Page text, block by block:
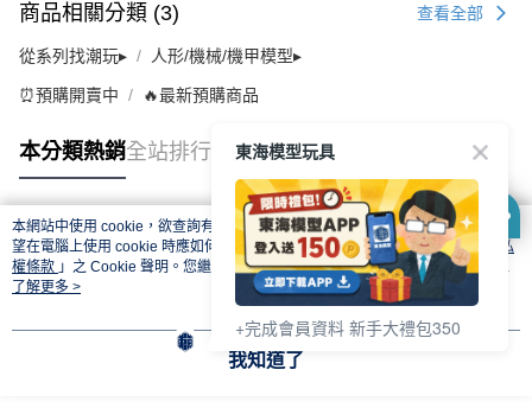
商品相關分類 (3) 查看全部
從系列找潮玩▸ 人形/機械/機甲模型▸
⏰預購開賣中 🔥最新預購商品
本分類熱銷全站排行
熱門標籤
本網站中使用 cookie，欲查詢有關本網站使用 cookie 方式之詳情，及若您不希
望在電腦上使用 cookie 時應如何變更電腦的 cookie 設定，請參閱本網站「
隱私
權條款 」之 Cookie 聲明。您繼續使用本網站即表示您同意本公司得按本網站使
用條款之 Cookie 聲明使用 cookie。
了解更多 >
我知道了
東海模型玩具
+完成會員資料 新手大禮包350